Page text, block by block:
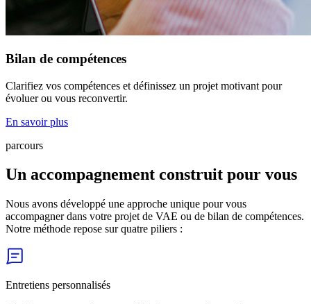
Bilan de compétences
Clarifiez vos compétences et définissez un projet motivant pour
évoluer ou vous reconvertir.
En savoir plus
parcours
Un accompagnement construit pour vous
Nous avons développé une approche unique pour vous
accompagner dans votre projet de VAE ou de bilan de compétences.
Notre méthode repose sur quatre piliers :
Entretiens personnalisés